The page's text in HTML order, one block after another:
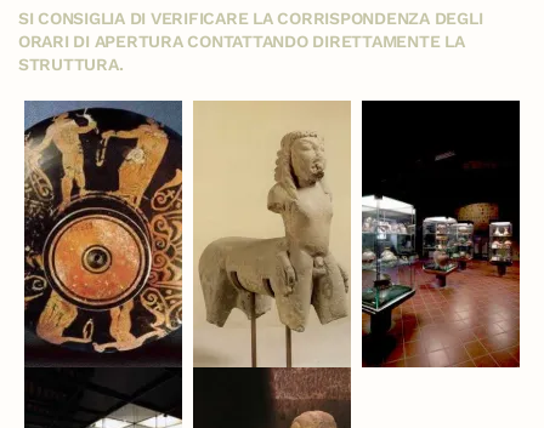
SI CONSIGLIA DI VERIFICARE LA CORRISPONDENZA DEGLI
ORARI DI APERTURA CONTATTANDO DIRETTAMENTE LA
STRUTTURA.